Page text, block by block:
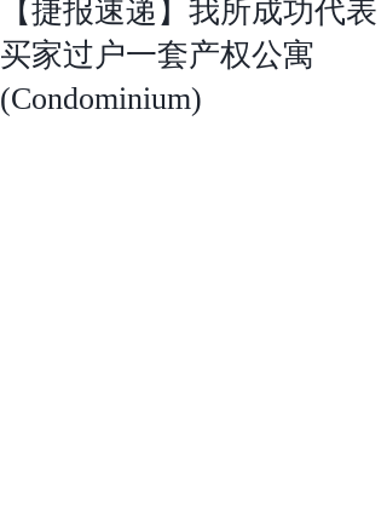
【捷报速递】我所成功代表
买家过户一套产权公寓
(Condominium)